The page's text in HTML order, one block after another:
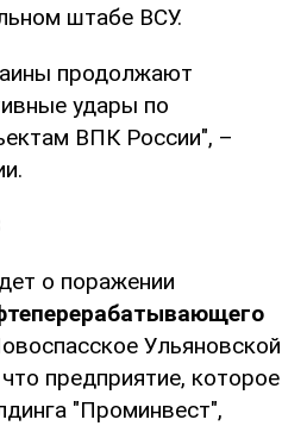
штабе ВСУ.
продолжают
удары по
ВПК России", –
о поражении
Ульяновской
предприятие, которое
"Проминвест",